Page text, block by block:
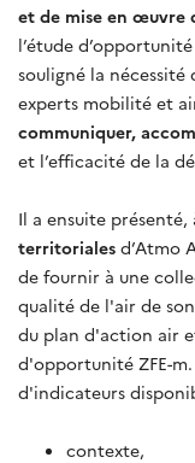
et de mise en œuvre
l’étude
souligné la nécessité
experts mobilité et
communiquer,
et l’efficacité de la
Il a ensuite
territoriales d’Atmo
de fournir à une
qualité de l'air de
du plan d'action air
d'opportunité ZFE-
d'indicateurs
contexte,